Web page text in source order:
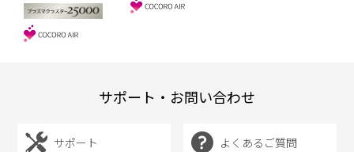
サポート・お問い合わせ
サポート よくあるご質問